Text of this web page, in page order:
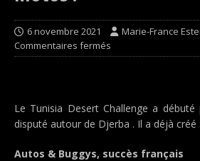
6 novembre 2021
Marie-France
Commentaires fermés
Le Tunisia Desert Challenge a
disputé autour de Djerba . Il a déjà créé
Autos & Buggys, succès français